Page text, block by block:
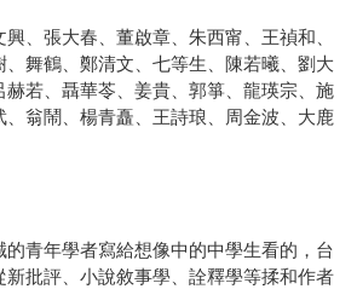
、張大春、董啟章、朱西甯、王禎和、
、舞鶴、鄭清文、七等生、陳若曦、劉大
若、聶華苓、姜貴、郭箏、龍瑛宗、施
、翁鬧、楊青矗、王詩琅、周金波、大鹿
青年學者寫給想像中的中學生看的，台
批評、小說敘事學、詮釋學等揉和作者